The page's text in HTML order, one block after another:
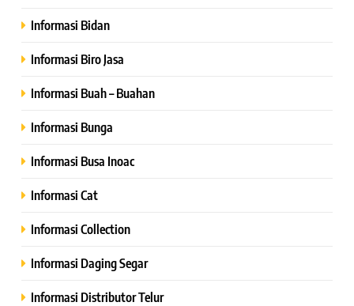
Informasi Bidan
Informasi Biro Jasa
Informasi Buah – Buahan
Informasi Bunga
Informasi Busa Inoac
Informasi Cat
Informasi Collection
Informasi Daging Segar
Informasi Distributor Telur